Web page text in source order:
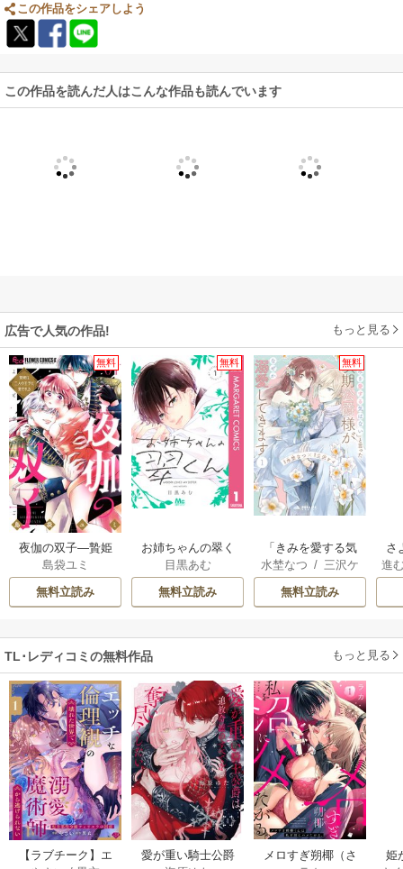
この作品をシェアしよう
この作品を読んだ人はこんな作品も読んでいます
広告で人気の作品! もっと見る
無料
夜伽の双子―贄姫
は二人の王子に愛
される―
島袋ユミ
無料立読み
無料
お姉ちゃんの翠く
ん
目黒あむ
無料立読み
無料
「きみを愛する気
はない」と言った
次期公爵様がなぜ
か溺愛してきます
水埜なつ / 三沢ケ
イ
無料立読み
さ
な
進
TL･レディコミの無料作品 もっと見る
【ラブチーク】エ
愛が重い騎士公爵
メロすぎ朔椰（さ
姫